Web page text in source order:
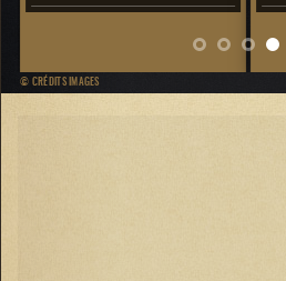
© CRÉDITS IMAGES